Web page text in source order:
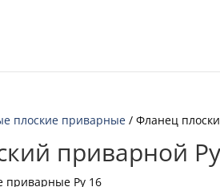
плоские приварные / Фланец
приварной
приварные Ру 16